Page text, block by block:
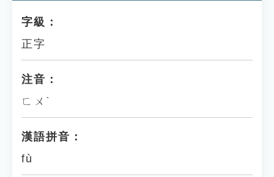
字級：
正字
注音：
ㄈㄨˋ
漢語拼音：
fù